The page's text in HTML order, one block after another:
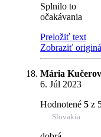
Splnilo to
očakávania
Preložiť text
Zobraziť
Mária
6. Júl 2023
Hodnotené 5 z
Slovakia